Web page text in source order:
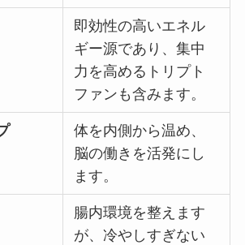
即効性の高いエネル
ギー源であり、集中
力を高めるトリプト
ファンも含みます。
体を内側から温め、
脳の働きを活発にし
ます。
腸内環境を整えます
が、冷やしすぎない